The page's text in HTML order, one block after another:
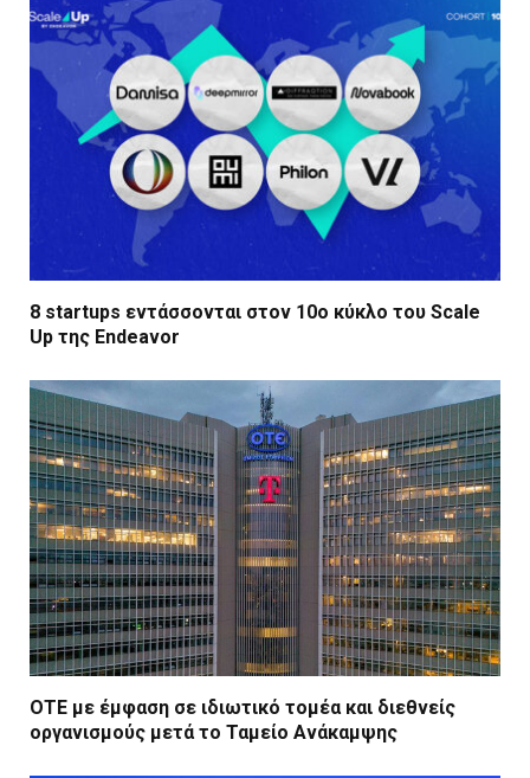
8 startups εντάσσονται στον 10ο κύκλο του Scale
Up της Endeavor
ΟΤΕ με έμφαση σε ιδιωτικό τομέα και διεθνείς
οργανισμούς μετά το Ταμείο Ανάκαμψης